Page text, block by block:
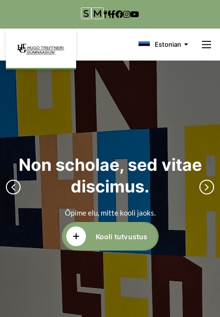
Estonian
Non scholae, sed vitae
discimus.
Õpime elu, mitte kooli jaoks.
Kooli tutvustus